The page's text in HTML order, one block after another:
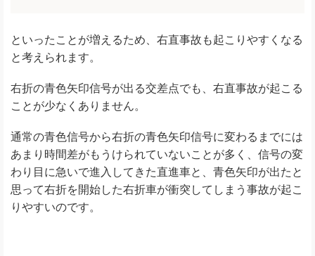
といったことが増えるため、右直事故も起こりやすくなる
と考えられます。
右折の青色矢印信号が出る交差点でも、右直事故が起こる
ことが少なくありません。
通常の青色信号から右折の青色矢印信号に変わるまでには
あまり時間差がもうけられていないことが多く、信号の変
わり目に急いで進入してきた直進車と、青色矢印が出たと
思って右折を開始した右折車が衝突してしまう事故が起こ
りやすいのです。